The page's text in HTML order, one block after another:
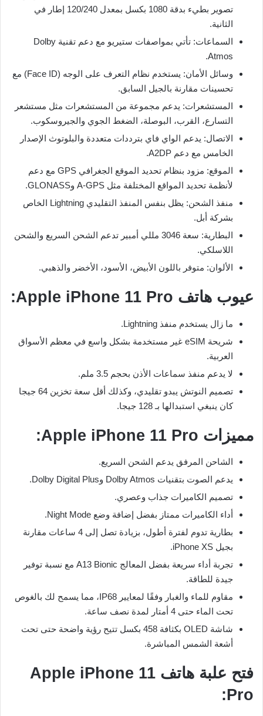
تصوير بطيء بدقة 1080 بكسل بمعدل 120/240 إطار في
الثانية.
السماعات: تأتي بمواصفات ستيريو مع دعم تقنية Dolby
Atmos.
وسائل الأمان: يستخدم نظام التعرف على الوجه (Face ID) مع
تحسينات مقارنة بالجيل السابق.
المستشعرات: يدعم مجموعة من المستشعرات مثل مستشعر
التسارع، القرب، البوصلة، الضغط الجوي والجيروسكوب.
الاتصال: يدعم الواي فاي بترددات متعددة والبلوتوث الإصدار
الخامس مع دعم A2DP.
الموقع: مزود بنظام تحديد الموقع الجغرافي GPS مع دعم
لأنظمة تحديد المواقع المختلفة مثل A-GPS وGLONASS.
منفذ الشحن: يظل بنفس المنفذ التقليدي Lightning الخاص
بشركة أبل.
البطارية: سعة 3046 مللي أمبير تدعم الشحن السريع والشحن
اللاسلكي.
الألوان: متوفر باللون الأبيض، الأسود، الأخضر والذهبي.
عيوب هاتف Apple iPhone 11 Pro:
ما زال يستخدم منفذ Lightning.
شريحة eSIM غير مستخدمة بشكل واسع في معظم الأسواق
العربية.
لا يدعم منفذ سماعات الأذن بحجم 3.5 ملم.
تصميم النوتش يبدو تقليدي، وكذلك أقل سعة تخزين 64 جيجا
كان ينبغي استبدالها بـ 128 جيجا.
مميزات Apple iPhone 11 Pro:
الشاحن المرفق يدعم الشحن السريع.
يدعم الصوت بتقنيات Dolby Atmos وDolby Digital Plus.
تصميم الكاميرات جذاب وعصري.
أداء الكاميرات ممتاز بفضل إضافة وضع Night Mode.
بطارية تدوم لفترة أطول، بزيادة تصل إلى 4 ساعات مقارنة
بجيل iPhone XS.
تجربة أداء سريعة بفضل المعالج A13 Bionic مع نسبة توفير
جيدة للطاقة.
مقاوم للماء والغبار وفقًا لمعايير IP68، مما يسمح لك بالغوص
تحت الماء حتى 4 أمتار لمدة نصف ساعة.
شاشة OLED بكثافة 458 بكسل تتيح رؤية واضحة حتى تحت
أشعة الشمس المباشرة.
فتح علبة هاتف Apple iPhone 11
Pro: